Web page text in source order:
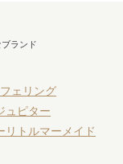
ランド
ェリング
ュピター
リトルマーメイド